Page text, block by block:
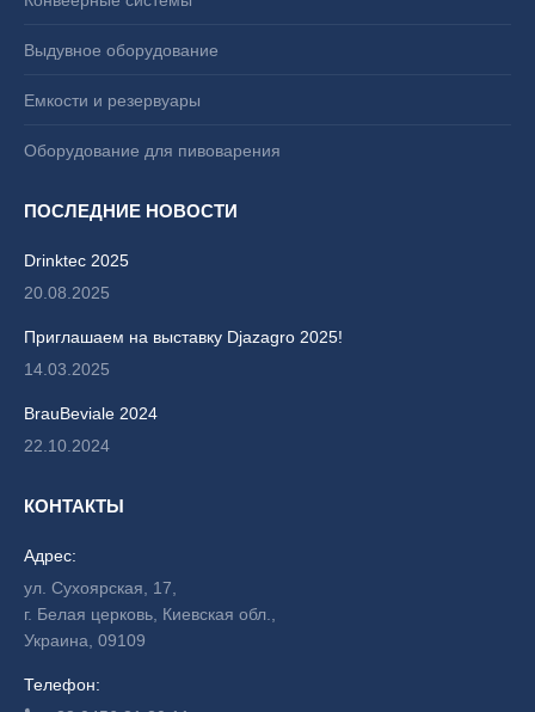
Выдувное оборудование
Емкости и резервуары
Оборудование для пивоварения
ПОСЛЕДНИЕ НОВОСТИ
Drinktec 2025
20.08.2025
Приглашаем на выставку Djazagro 2025!
14.03.2025
BrauBeviale 2024
22.10.2024
КОНТАКТЫ
Адрес:
ул. Сухоярская, 17,
г. Белая церковь, Киевская обл.,
Украина, 09109
Телефон: